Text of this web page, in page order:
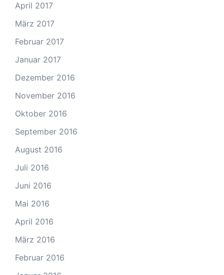
April 2017
März 2017
Februar 2017
Januar 2017
Dezember 2016
November 2016
Oktober 2016
September 2016
August 2016
Juli 2016
Juni 2016
Mai 2016
April 2016
März 2016
Februar 2016